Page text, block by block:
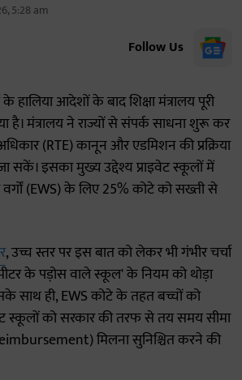
5:28 am
Follow Us
के हालिया आदेशों के बाद शिक्षा मंत्रालय पूरी
मंत्रालय ने राज्यों से संपर्क साधना शुरू कर
(RTE) कानून और एडमिशन की प्रक्रिया
सकें। इसका मुख्य उद्देश्य प्राइवेट स्कूलों में
(EWS) के लिए 25% कोटे को सख्ती से
, उच्च स्तर पर इस बात को लेकर भी गंभीर चर्चा
के पड़ोस वाले स्कूल' के नियम को थोड़ा
साथ ही, EWS कोटे के तहत बच्चों को
स्कूलों को सरकार की तरफ से तय समय सीमा
मिलना सुनिश्चित करने की